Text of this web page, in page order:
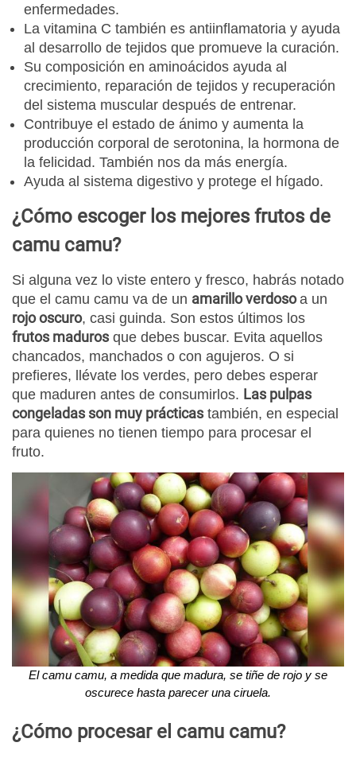
enfermedades.
La vitamina C también es antiinflamatoria y ayuda
al desarrollo de tejidos que promueve la curación.
Su composición en aminoácidos ayuda al
crecimiento, reparación de tejidos y recuperación
del sistema muscular después de entrenar.
Contribuye el estado de ánimo y aumenta la
producción corporal de serotonina, la hormona de
la felicidad. También nos da más energía.
Ayuda al sistema digestivo y protege el hígado.
¿Cómo escoger los mejores frutos de
camu camu?
Si alguna vez lo viste entero y fresco, habrás notado
que el camu camu va de un amarillo verdosoa un
rojo oscuro, casi guinda. Son estos últimos los
frutos maduros que debes buscar. Evita aquellos
chancados, manchados o con agujeros. O si
prefieres, llévate los verdes, pero debes esperar
que maduren antes de consumirlos. Las pulpas
congeladas son muy prácticas también, en especial
para quienes no tienen tiempo para procesar el
fruto.
El camu camu, a medida que madura, se tiñe de rojo y se
oscurece hasta parecer una ciruela.
¿Cómo procesar el camu camu?